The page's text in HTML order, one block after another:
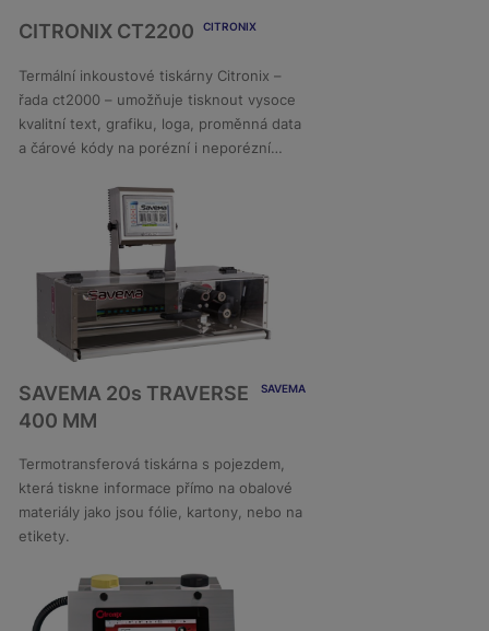
DETAIL
CITRONIX CT2200 CITRONIX
Termální inkoustové tiskárny Citronix –
řada ct2000 – umožňuje tisknout vysoce
kvalitní text, grafiku, loga, proměnná data
a čárové kódy na porézní i neporézní
DETAIL
SAVEMA 20s TRAVERSE
400 MM
SAVEMA
Termotransferová tiskárna s pojezdem,
která tiskne informace přímo na obalové
materiály jako jsou fólie, kartony, nebo na
etikety.